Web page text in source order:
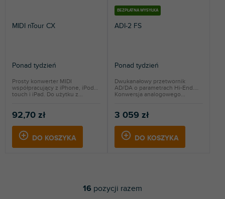
MIDI nTour CX
Ponad tydzień
92,70 zł
DO KOSZYKA
Prosty konwerter MIDI
współpracujący z iPhone, iPod
touch i iPad. Do użytku z...
BEZPŁATNA WYSYŁKA
ADI-2 FS
Ponad tydzień
3 059 zł
DO KOSZYKA
Dwukanałowy przetwornik
AD/DA o parametrach Hi-End.
Konwersja analogowego...
K
16 pozycji razem